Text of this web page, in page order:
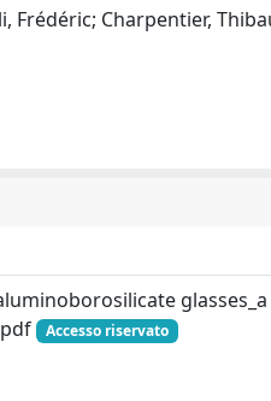
Charpentier,
Accesso riservato